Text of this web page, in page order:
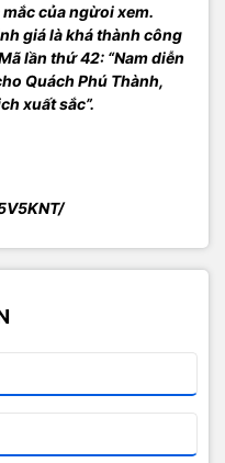
của ngừoi xem.
giá là khá thành công
lần thứ 42: “Nam diễn
Quách Phú Thành,
xuất sắc”.